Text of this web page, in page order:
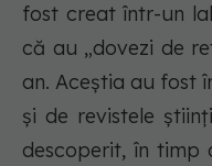
fost creat într-un
că au „dovezi de
an. Aceștia au fost
și de revistele
descoperit, în timp